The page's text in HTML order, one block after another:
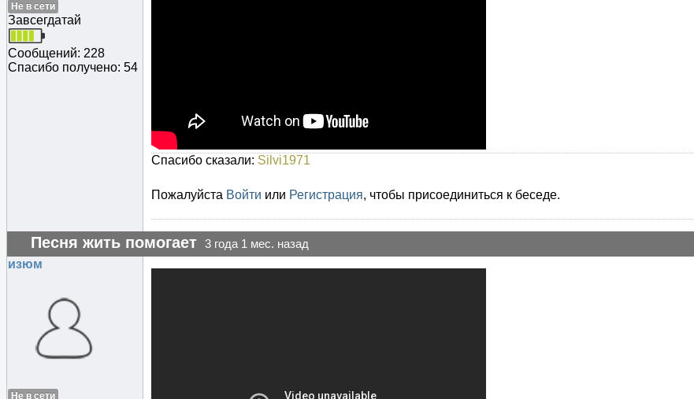
Не в сети
Завсегдатай
Сообщений: 228
Спасибо получено: 54
Спасибо сказали: Silvi1971
Пожалуйста Войти или Регистрация, чтобы присоединиться к беседе.
Песня жить помогает 3 года 1 мес. назад
изюм
Не в сети